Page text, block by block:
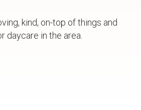
kind, on-top of things and
daycare in the area.